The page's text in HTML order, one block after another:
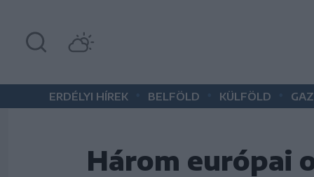
ERDÉLYI HÍREK BELFÖLD KÜLFÖLD
Három európai